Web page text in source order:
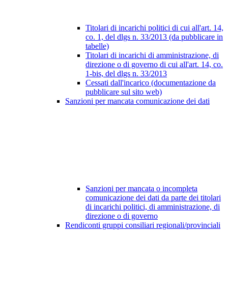
Titolari di incarichi politici di cui all'art. 14,
co. 1, del dlgs n. 33/2013 (da pubblicare in
tabelle)
Titolari di incarichi di amministrazione, di
direzione o di governo di cui all'art. 14, co.
1-bis, del dlgs n. 33/2013
Cessati dall'incarico (documentazione da
pubblicare sul sito web)
Sanzioni per mancata comunicazione dei dati
Sanzioni per mancata o incompleta
comunicazione dei dati da parte dei titolari
di incarichi politici, di amministrazione, di
direzione o di governo
Rendiconti gruppi consiliari regionali/provinciali